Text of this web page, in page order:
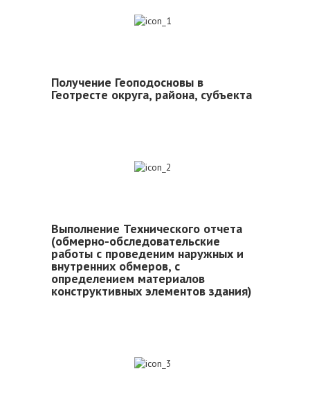
Получение Геоподосновы в
Геотресте округа, района, субъекта
Выполнение Технического отчета
(обмерно-обследовательские
работы с проведеним наружных и
внутренних обмеров, с
определением материалов
конструктивных элементов здания)